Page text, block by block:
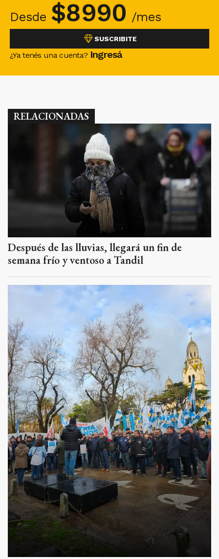
Desde $8990 /mes
SUSCRIBITE
¿Ya tenés una cuenta? Ingresá
RELACIONADAS
Después de las lluvias, llegará un fin de
semana frío y ventoso a Tandil